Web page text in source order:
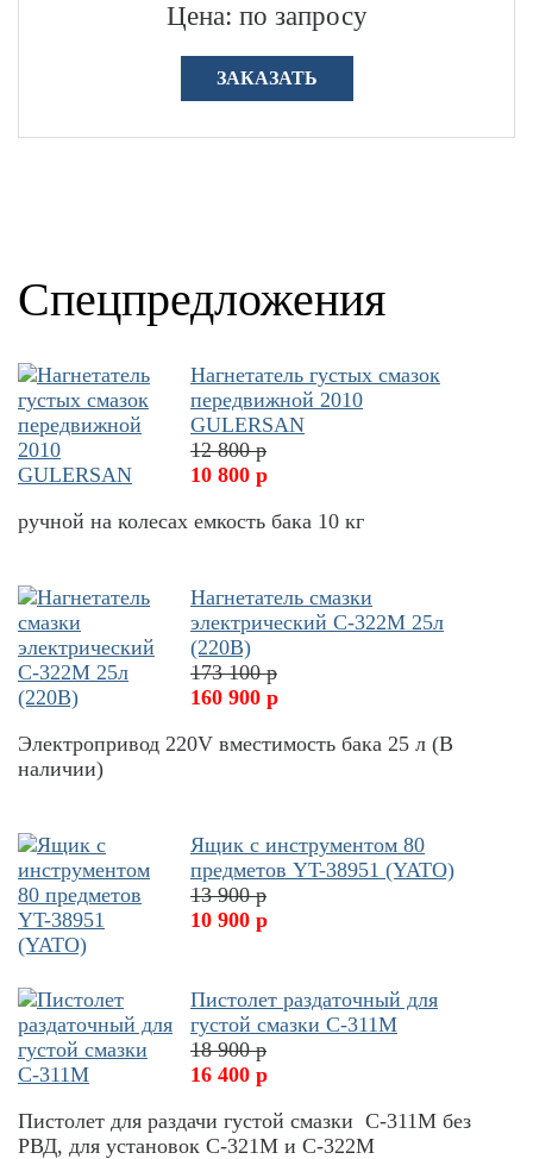
Цена: по запросу
ЗАКАЗАТЬ
Спецпредложения
Нагнетатель густых смазок
передвижной 2010
GULERSAN
12 800 р
10 800 р
ручной на колесах емкость бака 10 кг
Нагнетатель смазки
электрический С-322М 25л
(220В)
173 100 р
160 900 р
Электропривод 220V вместимость бака 25 л (В
наличии)
Ящик с инструментом 80
предметов YT-38951 (YATO)
13 900 р
10 900 р
Пистолет раздаточный для
густой смазки С-311М
18 900 р
16 400 р
Пистолет для раздачи густой смазки С-311М без
РВД, для установок С-321М и С-322М